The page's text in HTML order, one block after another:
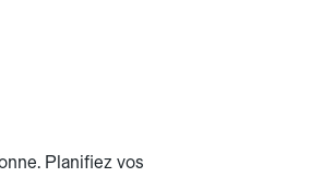
Planifiez vos